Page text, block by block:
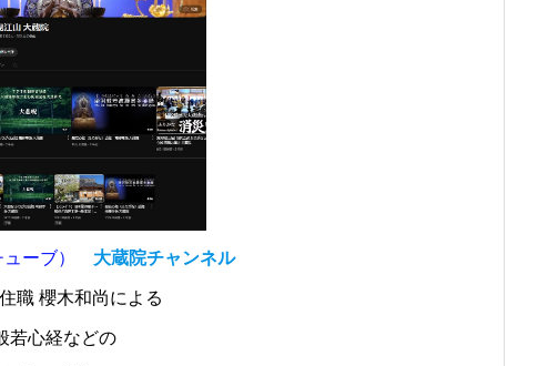
ューブ） 大蔵院チャンネル
職 櫻木和尚による
若心経などの